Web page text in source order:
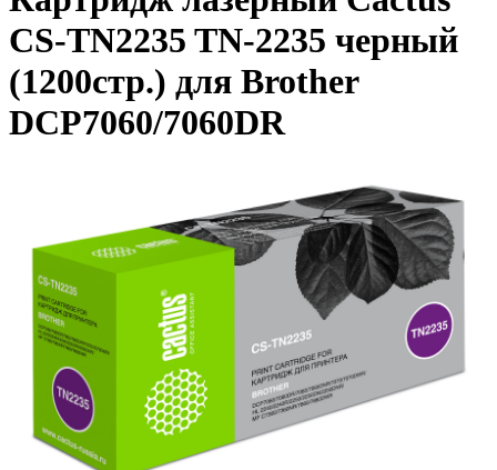
CS-TN2235 TN-2235 черный
(1200стр.) для Brother
DCP7060/7060DR